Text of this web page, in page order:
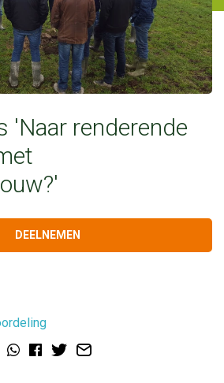
'Naar renderende
DEELNEMEN